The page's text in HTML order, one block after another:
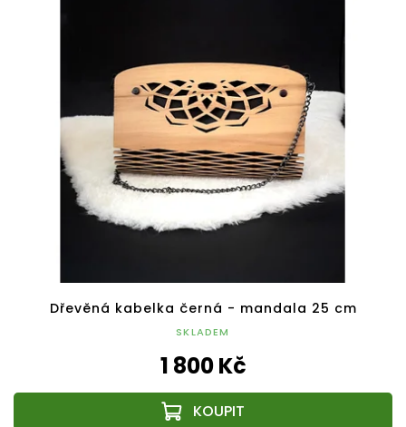
Dřevěná kabelka černá - mandala 25 cm
SKLADEM
1 800 Kč